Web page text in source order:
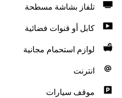
تلفاز بشاشة مسطحة
كابل أو قنوات فضائية
لوازم استحمام مجانية
انترنت
موقف سيارات